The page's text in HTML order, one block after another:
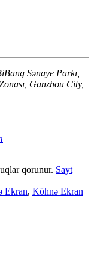
Sənaye Parkı,
Ganzhou City,
qorunur. Sayt
Ekran, Köhnə Ekran